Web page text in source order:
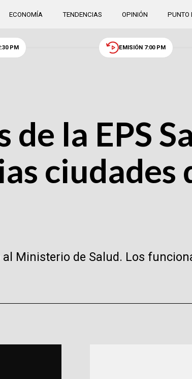
ECONOMÍA TENDENCIAS OPINIÓN PUNTO
PM EMISIÓN 7:00 PM
la EPS
ciudades
Ministerio de Salud. Los